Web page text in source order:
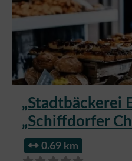
„Stadtbäckerei
„Schiffdorfer
0.69 km